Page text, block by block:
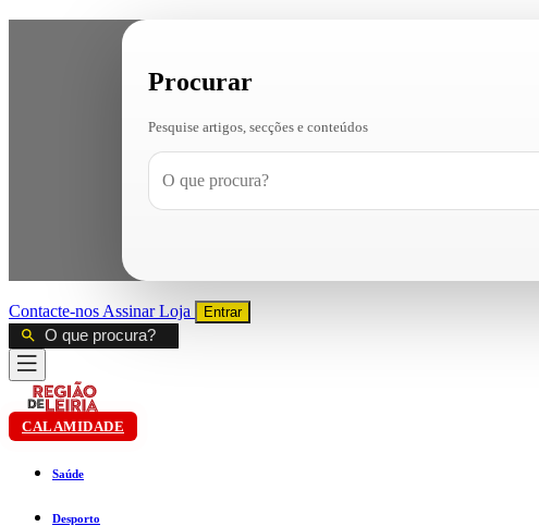
Procurar
Pesquise artigos, secções e conteúdos
Contacte-nos AssinarLoja Entrar
CALAMIDADE
Saúde
Desporto